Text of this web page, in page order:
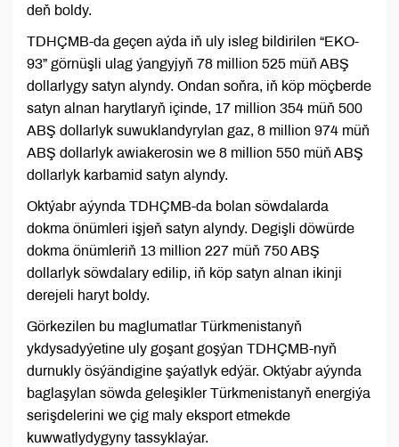
deň boldy.
TDHÇMB-da geçen aýda iň uly isleg bildirilen “EKO-
93” görnüşli ulag ýangyjyň 78 million 525 müň ABŞ
dollarlygy satyn alyndy. Ondan soňra, iň köp möçberde
satyn alnan harytlaryň içinde, 17 million 354 müň 500
ABŞ dollarlyk suwuklandyrylan gaz, 8 million 974 müň
ABŞ dollarlyk awiakerosin we 8 million 550 müň ABŞ
dollarlyk karbamid satyn alyndy.
Oktýabr aýynda TDHÇMB-da bolan söwdalarda
dokma önümleri işjeň satyn alyndy. Degişli döwürde
dokma önümleriň 13 million 227 müň 750 ABŞ
dollarlyk söwdalary edilip, iň köp satyn alnan ikinji
derejeli haryt boldy.
Görkezilen bu maglumatlar Türkmenistanyň
ykdysadyýetine uly goşant goşýan TDHÇMB-nyň
durnukly ösýändigine şaýatlyk edýär. Oktýabr aýynda
baglaşylan söwda geleşikler Türkmenistanyň energiýa
serişdelerini we çig maly eksport etmekde
kuwwatlydygyny tassyklaýar.